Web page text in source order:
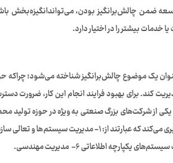
ضمن چالش‌برانگیز بودن، می‌تواندانگیزه‌بخش
بیشتر را در اختیار دارد.
یک موضوع چالش‌برانگیز شناخته می‌شود؛ چراکه
کند. برای بهبود فرایند انجام این کار، ضرورت
شرکت‌های بزرگ صنعتی به ویژه در حوزه تولید